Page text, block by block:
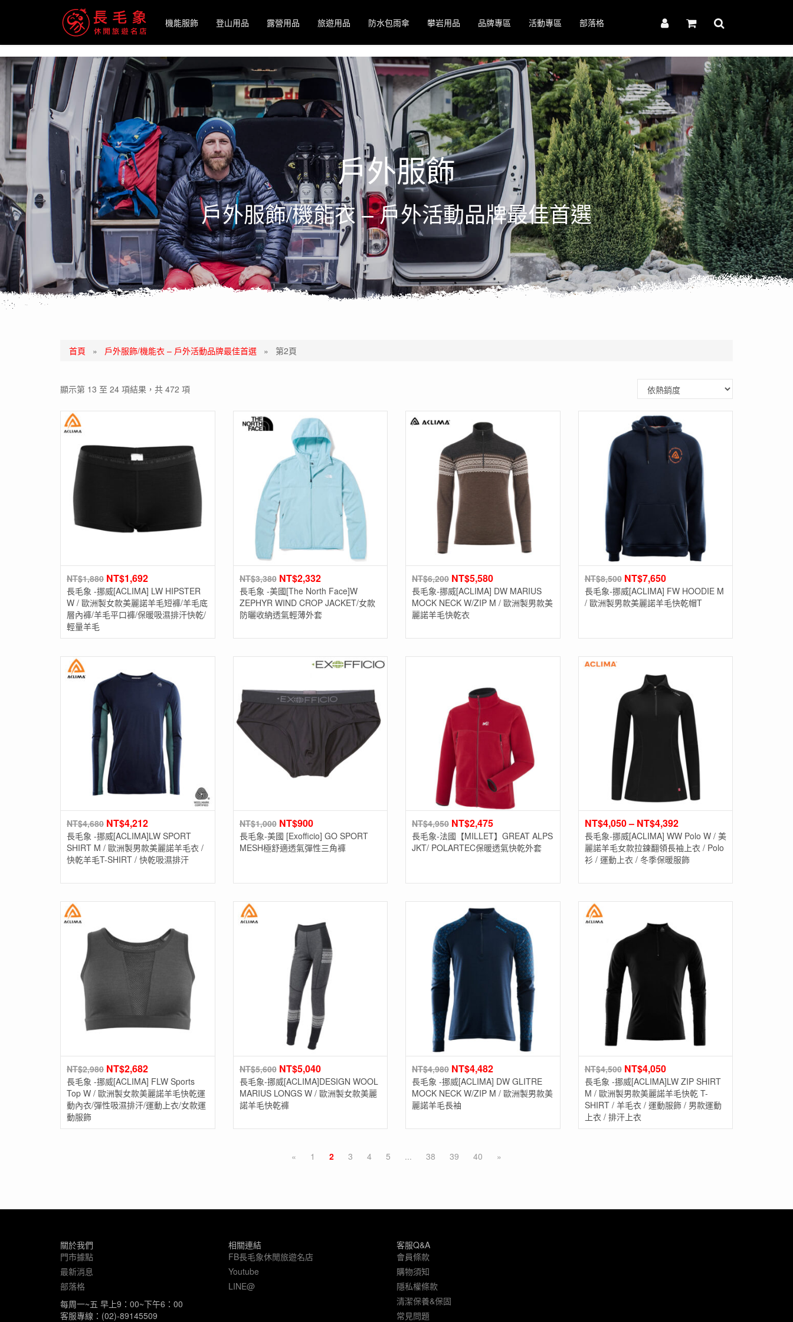
機能服飾
登山用品 露營用品 旅遊用品 防水包雨傘 攀岩用品 品牌專區 活動專區 部落格
戶外服飾
戶外服飾/機能衣 – 戶外活動品牌最佳首選
首頁 » 戶外服飾/機能衣 – 戶外活動品牌最佳首選 » 第2頁
顯示第 13 至 24 項結果，共 472 項
NT$1,880 NT$1,692
長毛象 -挪威[ACLIMA] LW HIPSTER
W / 歐洲製女款美麗諾羊毛短褲/羊毛底
層內褲/羊毛平口褲/保暖吸濕排汗快乾/
輕量羊毛
NT$3,380 NT$2,332
長毛象 -美國[The North Face]W
ZEPHYR WIND CROP JACKET/女款
防曬收納透氣輕薄外套
NT$6,200 NT$5,580
長毛象-挪威[ACLIMA] DW MARIUS
MOCK NECK W/ZIP M / 歐洲製男款美
麗諾羊毛快乾衣
NT$8,500 NT$7,650
長毛象-挪威[ACLIMA] FW HOODIE M
/ 歐洲製男款美麗諾羊毛快乾帽T
NT$4,680 NT$4,212
長毛象 -挪威[ACLIMA]LW SPORT
SHIRT M / 歐洲製男款美麗諾羊毛衣 /
快乾羊毛T-SHIRT / 快乾吸濕排汗
NT$1,000 NT$900
長毛象-美國 [Exofficio] GO SPORT
MESH極舒適透氣彈性三角褲
NT$4,950 NT$2,475
長毛象-法國【MILLET】GREAT ALPS
JKT/ POLARTEC保暖透氣快乾外套
NT$4,050– NT$4,392
長毛象-挪威[ACLIMA] WW Polo W / 美
麗諾羊毛女款拉鍊翻領長袖上衣 / Polo
衫 / 運動上衣 / 冬季保暖服飾
NT$2,980 NT$2,682
長毛象 -挪威[ACLIMA] FLW Sports
Top W / 歐洲製女款美麗諾羊毛快乾運
動內衣/彈性吸濕排汗/運動上衣/女款運
動服飾
NT$5,600 NT$5,040
長毛象-挪威[ACLIMA]DESIGN WOOL
MARIUS LONGS W / 歐洲製女款美麗
諾羊毛快乾褲
NT$4,980 NT$4,482
長毛象 -挪威[ACLIMA] DW GLITRE
MOCK NECK W/ZIP M / 歐洲製男款美
麗諾羊毛長袖
NT$4,500 NT$4,050
長毛象 -挪威[ACLIMA]LW ZIP SHIRT
M / 歐洲製男款美麗諾羊毛快乾 T-
SHIRT / 羊毛衣 / 運動服飾 / 男款運動
上衣 / 排汗上衣
« 1 2 3 4 5 ... 38 39 40 »
關於我們
門市據點
最新消息
部落格
每周一~五 早上9：00~下午6：00
客服專線：(02)-89145509
相關連結
FB長毛象休閒旅遊名店
Youtube
LINE@
客服Q&A
會員條款
購物須知
隱私權條款
清潔保養&保固
常見問題